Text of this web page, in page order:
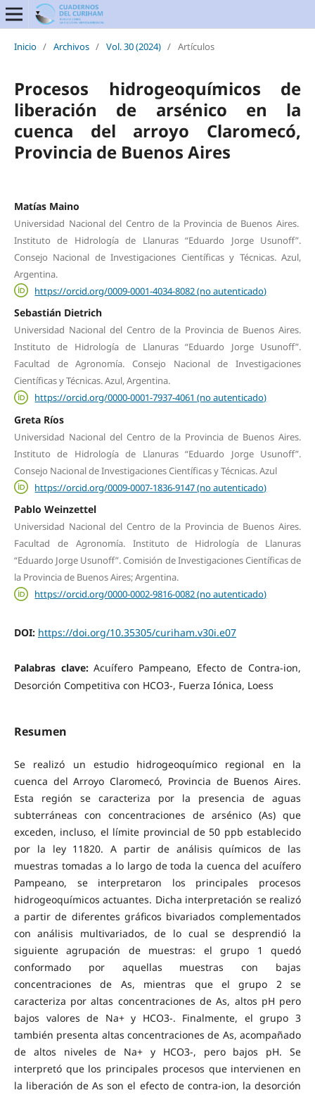
Inicio / Archivos / Vol. 30 (2024) / Artículos
Procesos hidrogeoquímicos de
liberación de arsénico en la
cuenca del arroyo Claromecó,
Provincia de Buenos Aires
Matías Maino
Universidad Nacional del Centro de la Provincia de Buenos Aires.
Instituto de Hidrología de Llanuras “Eduardo Jorge Usunoff”.
Consejo Nacional de Investigaciones Científicas y Técnicas. Azul,
Argentina.
https://orcid.org/0009-0001-4034-8082 (no autenticado)
Sebastián Dietrich
Universidad Nacional del Centro de la Provincia de Buenos Aires.
Instituto de Hidrología de Llanuras “Eduardo Jorge Usunoff”.
Facultad de Agronomía. Consejo Nacional de Investigaciones
Científicas y Técnicas. Azul, Argentina.
https://orcid.org/0000-0001-7937-4061 (no autenticado)
Greta Ríos
Universidad Nacional del Centro de la Provincia de Buenos Aires.
Instituto de Hidrología de Llanuras “Eduardo Jorge Usunoff”.
Consejo Nacional de Investigaciones Científicas y Técnicas. Azul
https://orcid.org/0009-0007-1836-9147 (no autenticado)
Pablo Weinzettel
Universidad Nacional del Centro de la Provincia de Buenos Aires.
Facultad de Agronomía. Instituto de Hidrología de Llanuras
“Eduardo Jorge Usunoff”. Comisión de Investigaciones Científicas de
la Provincia de Buenos Aires; Argentina.
https://orcid.org/0000-0002-9816-0082 (no autenticado)
DOI: https://doi.org/10.35305/curiham.v30i.e07
Palabras clave:Acuífero Pampeano, Efecto de Contra-ion,
Desorción Competitiva con HCO3-, Fuerza Iónica, Loess
Resumen
Se realizó un estudio hidrogeoquímico regional en la
cuenca del Arroyo Claromecó, Provincia de Buenos Aires.
Esta región se caracteriza por la presencia de aguas
subterráneas con concentraciones de arsénico (As) que
exceden, incluso, el límite provincial de 50 ppb establecido
por la ley 11820. A partir de análisis químicos de las
muestras tomadas a lo largo de toda la cuenca del acuífero
Pampeano, se interpretaron los principales procesos
hidrogeoquímicos actuantes. Dicha interpretación se realizó
a partir de diferentes gráficos bivariados complementados
con análisis multivariados, de lo cual se desprendió la
siguiente agrupación de muestras: el grupo 1 quedó
conformado por aquellas muestras con bajas
concentraciones de As, mientras que el grupo 2 se
caracteriza por altas concentraciones de As, altos pH pero
bajos valores de Na+ y HCO3-. Finalmente, el grupo 3
también presenta altas concentraciones de As, acompañado
de altos niveles de Na+ y HCO3-, pero bajos pH. Se
interpretó que los principales procesos que intervienen en
la liberación de As son el efecto de contra-ion, la desorción